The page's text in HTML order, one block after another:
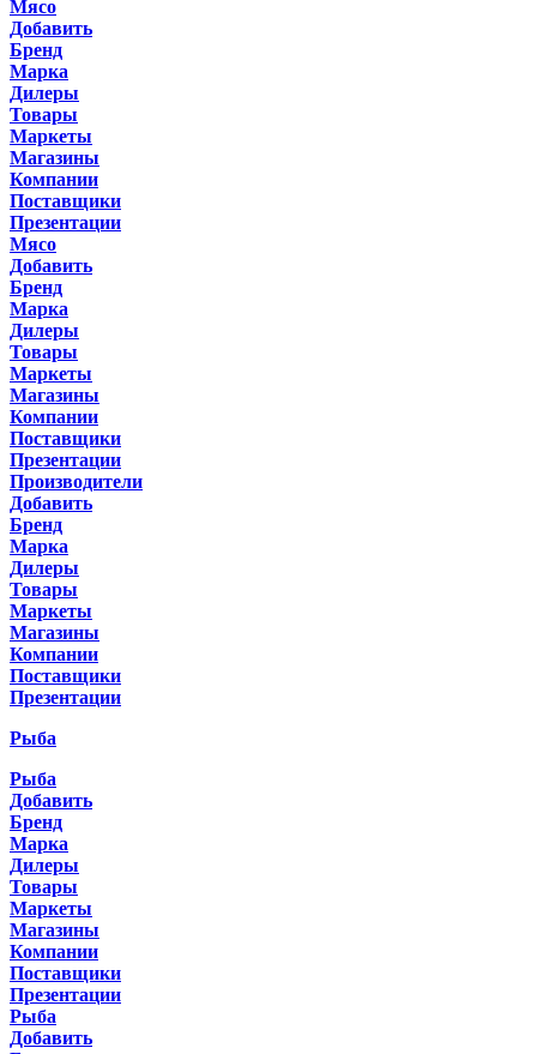
Мясо
Добавить
Бренд
Марка
Дилеры
Товары
Маркеты
Магазины
Компании
Поставщики
Презентации
Мясо
Добавить
Бренд
Марка
Дилеры
Товары
Маркеты
Магазины
Компании
Поставщики
Презентации
Производители
Добавить
Бренд
Марка
Дилеры
Товары
Маркеты
Магазины
Компании
Поставщики
Презентации
Рыба
Рыба
Добавить
Бренд
Марка
Дилеры
Товары
Маркеты
Магазины
Компании
Поставщики
Презентации
Рыба
Добавить